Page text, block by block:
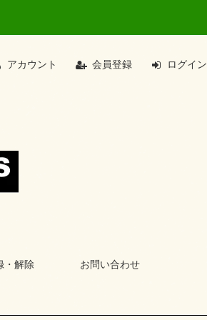
アカウント 会員登録 ログイン
・解除 お問い合わせ